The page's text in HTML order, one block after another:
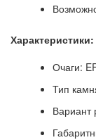
Характеристики:
Очаги:
Тип
Вариант